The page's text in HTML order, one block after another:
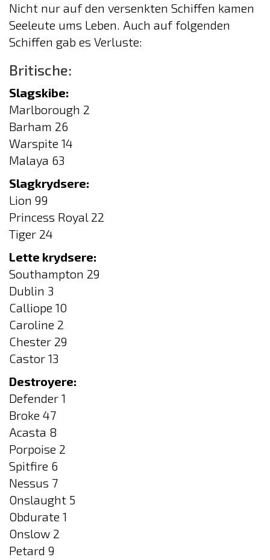
Nicht nur auf den versenkten Schiffen kamen
Seeleute ums Leben. Auch auf folgenden
Schiffen gab es Verluste:
Britische:
Slagskibe:
Marlborough 2
Barham 26
Warspite 14
Malaya 63
Slagkrydsere:
Lion 99
Princess Royal 22
Tiger 24
Lette krydsere:
Southampton 29
Dublin 3
Calliope 10
Caroline 2
Chester 29
Castor 13
Destroyere:
Defender 1
Broke 47
Acasta 8
Porpoise 2
Spitfire 6
Nessus 7
Onslaught 5
Obdurate 1
Onslow 2
Petard 9